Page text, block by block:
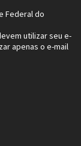
Federal do
utilizar seu e-
apenas o e-mail